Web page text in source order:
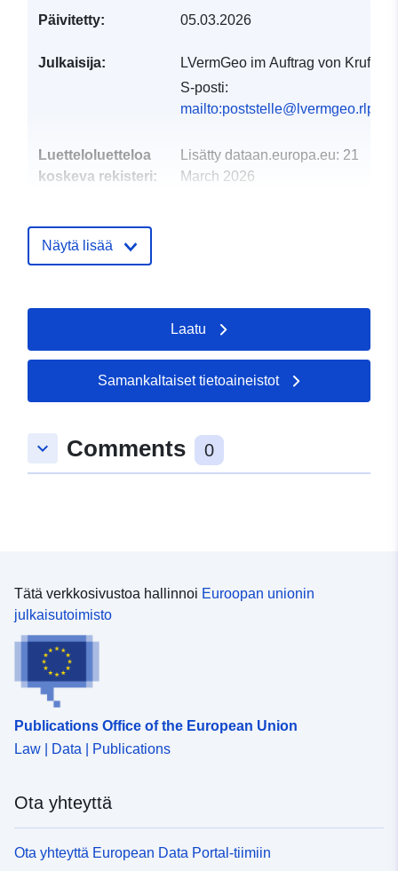
Päivitetty: 05.03.2026
Julkaisija:
LVermGeo im Auftrag von Kruft
S-posti:
mailto:poststelle@lvermgeo.rlp.de
Luetteloluetteloa
koskeva rekisteri:
Lisätty dataan.europa.eu: 21
March 2026
Alueellinen:
], [ 7.3419, 50.3821 ], [
7.33332, 50.3821 ], [
7.33332, 50.3896 ] ]
Tyyppi: Polygon
48b1-7bb1-2467-1b77b18a32e9
Näytä lisää
Laatu
Samankaltaiset tietoaineistot
keyboard_arrow_down Comments 0
Tätä verkkosivustoa hallinnoi Euroopan unionin
julkaisutoimisto
Publications Office of the European Union
Law | Data | Publications
Ota yhteyttä
Ota yhteyttä European Data Portal-tiimiin